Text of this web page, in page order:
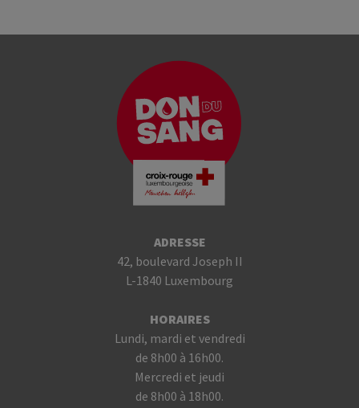
ADRESSE
42, boulevard Joseph II
L-1840 Luxembourg
HORAIRES
Lundi, mardi et vendredi
de 8h00 à 16h00.
Mercredi et jeudi
de 8h00 à 18h00.